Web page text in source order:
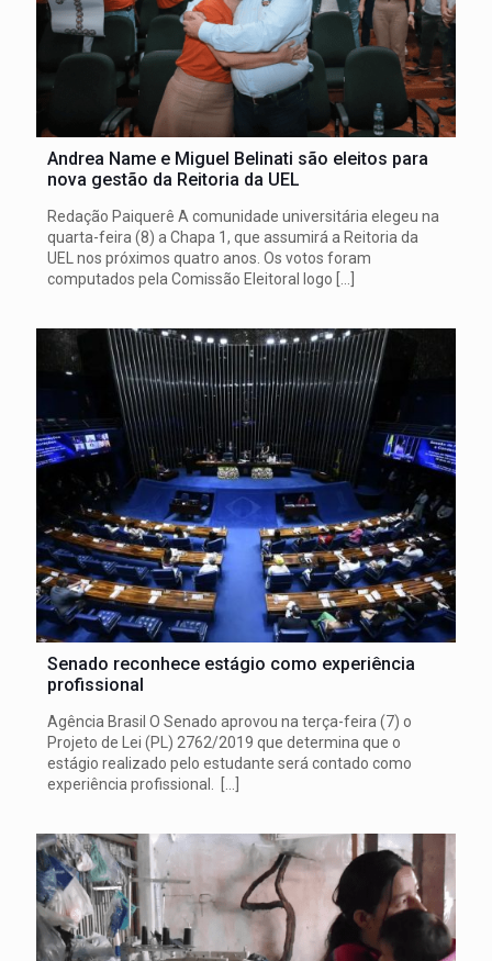
Andrea Name e Miguel Belinati são eleitos para
nova gestão da Reitoria da UEL
Redação Paiquerê A comunidade universitária elegeu na
quarta-feira (8) a Chapa 1, que assumirá a Reitoria da
UEL nos próximos quatro anos. Os votos foram
computados pela Comissão Eleitoral logo […]
Senado reconhece estágio como experiência
profissional
Agência Brasil O Senado aprovou na terça-feira (7) o
Projeto de Lei (PL) 2762/2019 que determina que o
estágio realizado pelo estudante será contado como
experiência profissional.